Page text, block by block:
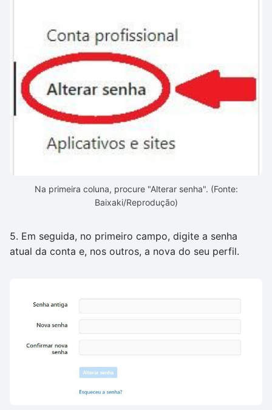
Na primeira coluna, procure "Alterar senha". (Fonte:
Baixaki/Reprodução)
5. Em seguida, no primeiro campo, digite a senha
atual da conta e, nos outros, a nova do seu perfil.